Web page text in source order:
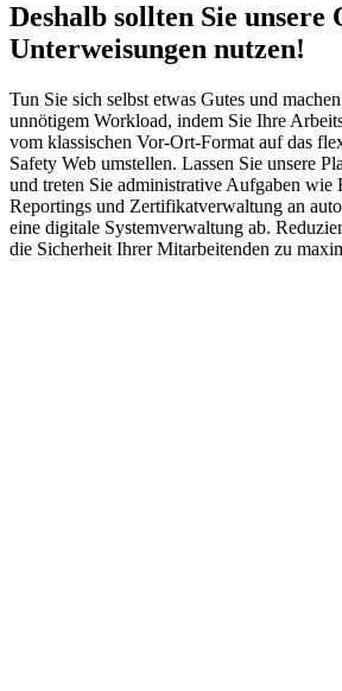
Deshalb sollten Sie unsere
Unterweisungen nutzen!
Tun Sie sich selbst etwas Gutes und
unnötigem Workload, indem Sie Ihre
vom klassischen Vor-Ort-Format auf das
Safety Web umstellen. Lassen Sie unsere
und treten Sie administrative Aufgaben wie
Reportings und Zertifikatverwaltung an
eine digitale Systemverwaltung ab.
die Sicherheit Ihrer Mitarbeitenden zu